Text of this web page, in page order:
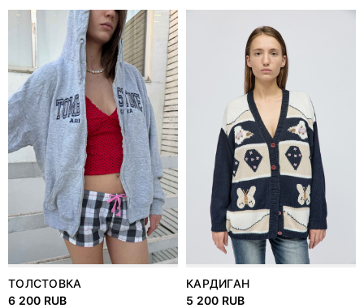
ТОЛСТОВКА
6 200 RUB
КАРДИГАН
5 200 RUB